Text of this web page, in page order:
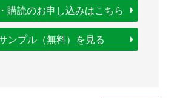
購読のお申し込みはこちら
ンプル（無料）を見る